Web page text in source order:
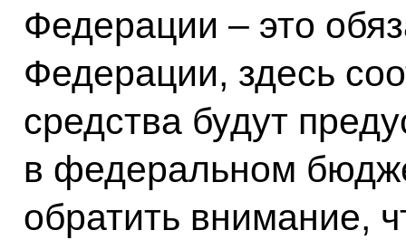
Федерации – это
Федерации, здесь
средства будут
в федеральном
обратить внимание,